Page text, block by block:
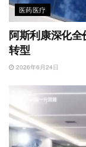
医药医疗
阿斯利康深化
转型
2026年6月24日